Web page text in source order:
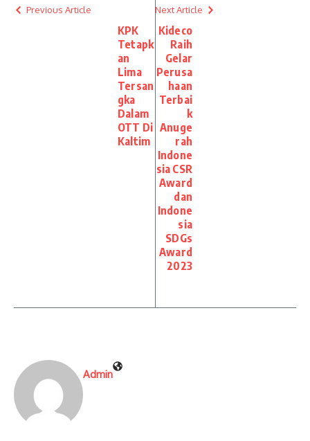
Previous Article
KPK
Tetapk
an
Lima
Tersan
gka
Dalam
OTT Di
Kaltim
Next Article
Kideco
Raih
Gelar
Perusa
haan
Terbai
k
Anuge
rah
Indone
sia CSR
Award
dan
Indone
sia
SDGs
Award
2023
Admin